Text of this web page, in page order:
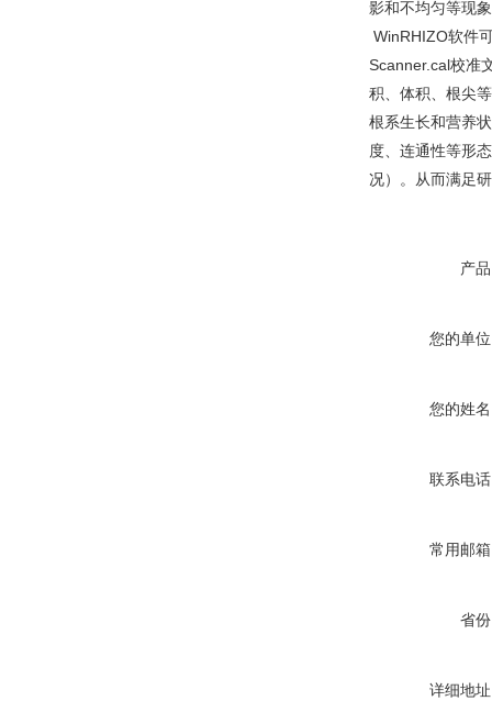
影和不均匀等现
WinRHIZO软件
Scanner.cal校准
积、体积、根尖
根系生长和营养
度、连通性等形
况）。从而满足
产
您的单
您的姓
联系电
常用邮
省
详细地